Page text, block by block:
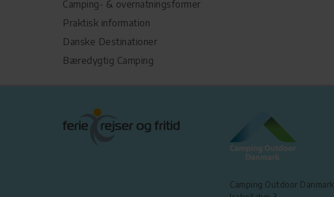
Camping- & overnatningsformer
Praktisk information
Danske Destinationer
Bæredygtig Camping
Camping Outdoor Danmark